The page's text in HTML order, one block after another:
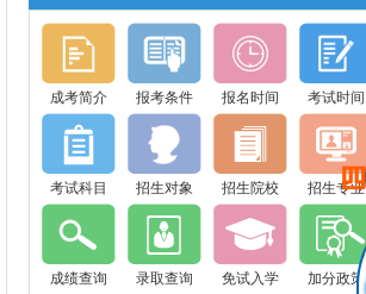
成考简介 报考条件 报名时间 考试时间
考试科目 招生对象 招生院校 招生专业
成绩查询 录取查询 免试入学 加分政策